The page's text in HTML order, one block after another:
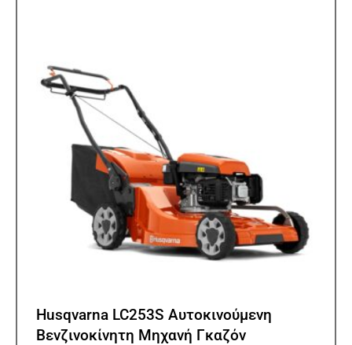
Husqvarna LC253S Αυτοκινούμενη
Βενζινοκίνητη Μηχανή Γκαζόν